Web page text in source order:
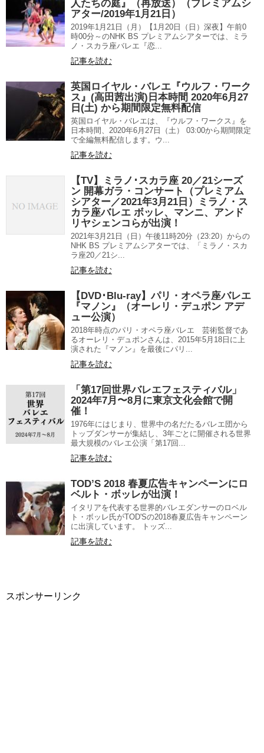
人たちの庭』（再放送）（プレミアムシ
アター/2019年1月21日）
2019年1月21日（月）【1月20日（日）深夜】午前0
時00分～のNHK BS プレミアムシアターでは、ミラ
ノ・スカラ座バレエ『恋...
記事を読む
英国ロイヤル・バレエ『ウルフ・ワーク
ス』(高田茜出演)日本時間 2020年6月27
日(土) から期間限定無料配信
英国ロイヤル・バレエは、『ウルフ・ワークス』を
日本時間、2020年6月27日（土） 03:00から期間限定
で全編無料配信します。ウ...
記事を読む
【TV】ミラノ･スカラ座 20／21シーズ
ン 開幕ガラ・コンサート（プレミアム
シアター／2021年3月21日）ミラノ・ス
カラ座バレエ ボッレ、マンニ、アンド
リヤシェンコらが出演！
2021年3月21日（日）午後11時20分（23:20）からの
NHK BS プレミアムシアターでは、「ミラノ・スカ
ラ座20／21シ...
記事を読む
【DVD･Blu-ray】パリ・オペラ座バレエ
『マノン』（オーレリ・デュポン アデ
ュー公演）
2018年時点のパリ・オペラ座バレエ 芸術監督であ
るオーレリ・デュポンさんは、2015年5月18日に上
演された『マノン』を最後にパリ...
記事を読む
「第17回世界バレエフェスティバル」
2024年7月〜8月に東京文化会館で開
催！
1976年にはじまり、世界中の名だたるバレエ団から
トップダンサーが集結し、3年ごとに開催される世界
最大規模のバレエ公演「第17回...
記事を読む
TOD’S 2018 春夏広告キャンペーンにロ
ベルト・ボッレが出演！
イタリアを代表する世界的バレエダンサーのロベル
ト・ボッレ氏がTOD'Sの2018春夏広告キャンペーン
に出演しています。 トッズ...
記事を読む
スポンサーリンク